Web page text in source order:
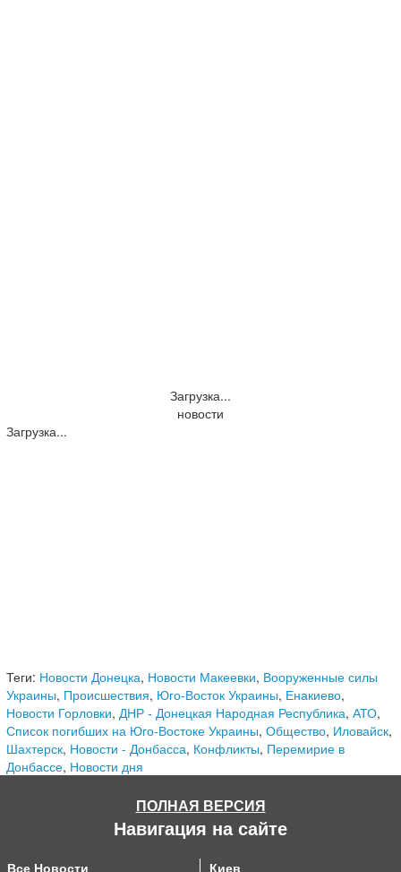
Загрузка...
новости
Загрузка...
Теги: Новости Донецка, Новости Макеевки, Вооруженные силы
Украины, Происшествия, Юго-Восток Украины, Енакиево,
Новости Горловки, ДНР - Донецкая Народная Республика, АТО,
Список погибших на Юго-Востоке Украины, Общество, Иловайск,
Шахтерск, Новости - Донбасса, Конфликты, Перемирие в
Донбассе, Новости дня
ПОЛНАЯ ВЕРСИЯ
Навигация на сайте
Все Новости Киев